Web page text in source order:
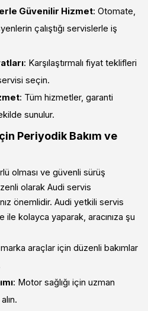
Güvenilir Hizmet: Otomate,
çalıştığı servislerle iş
: Karşılaştırmalı fiyat teklifleri
seçin.
: Tüm hizmetler, garanti
sunulur.
Periyodik Bakım ve
olması ve güvenli sürüş
olarak Audi servis
önemlidir. Audi yetkili servis
kolayca yaparak, aracınıza şu
araçlar için düzenli bakımlar
: Motor sağlığı için uzman